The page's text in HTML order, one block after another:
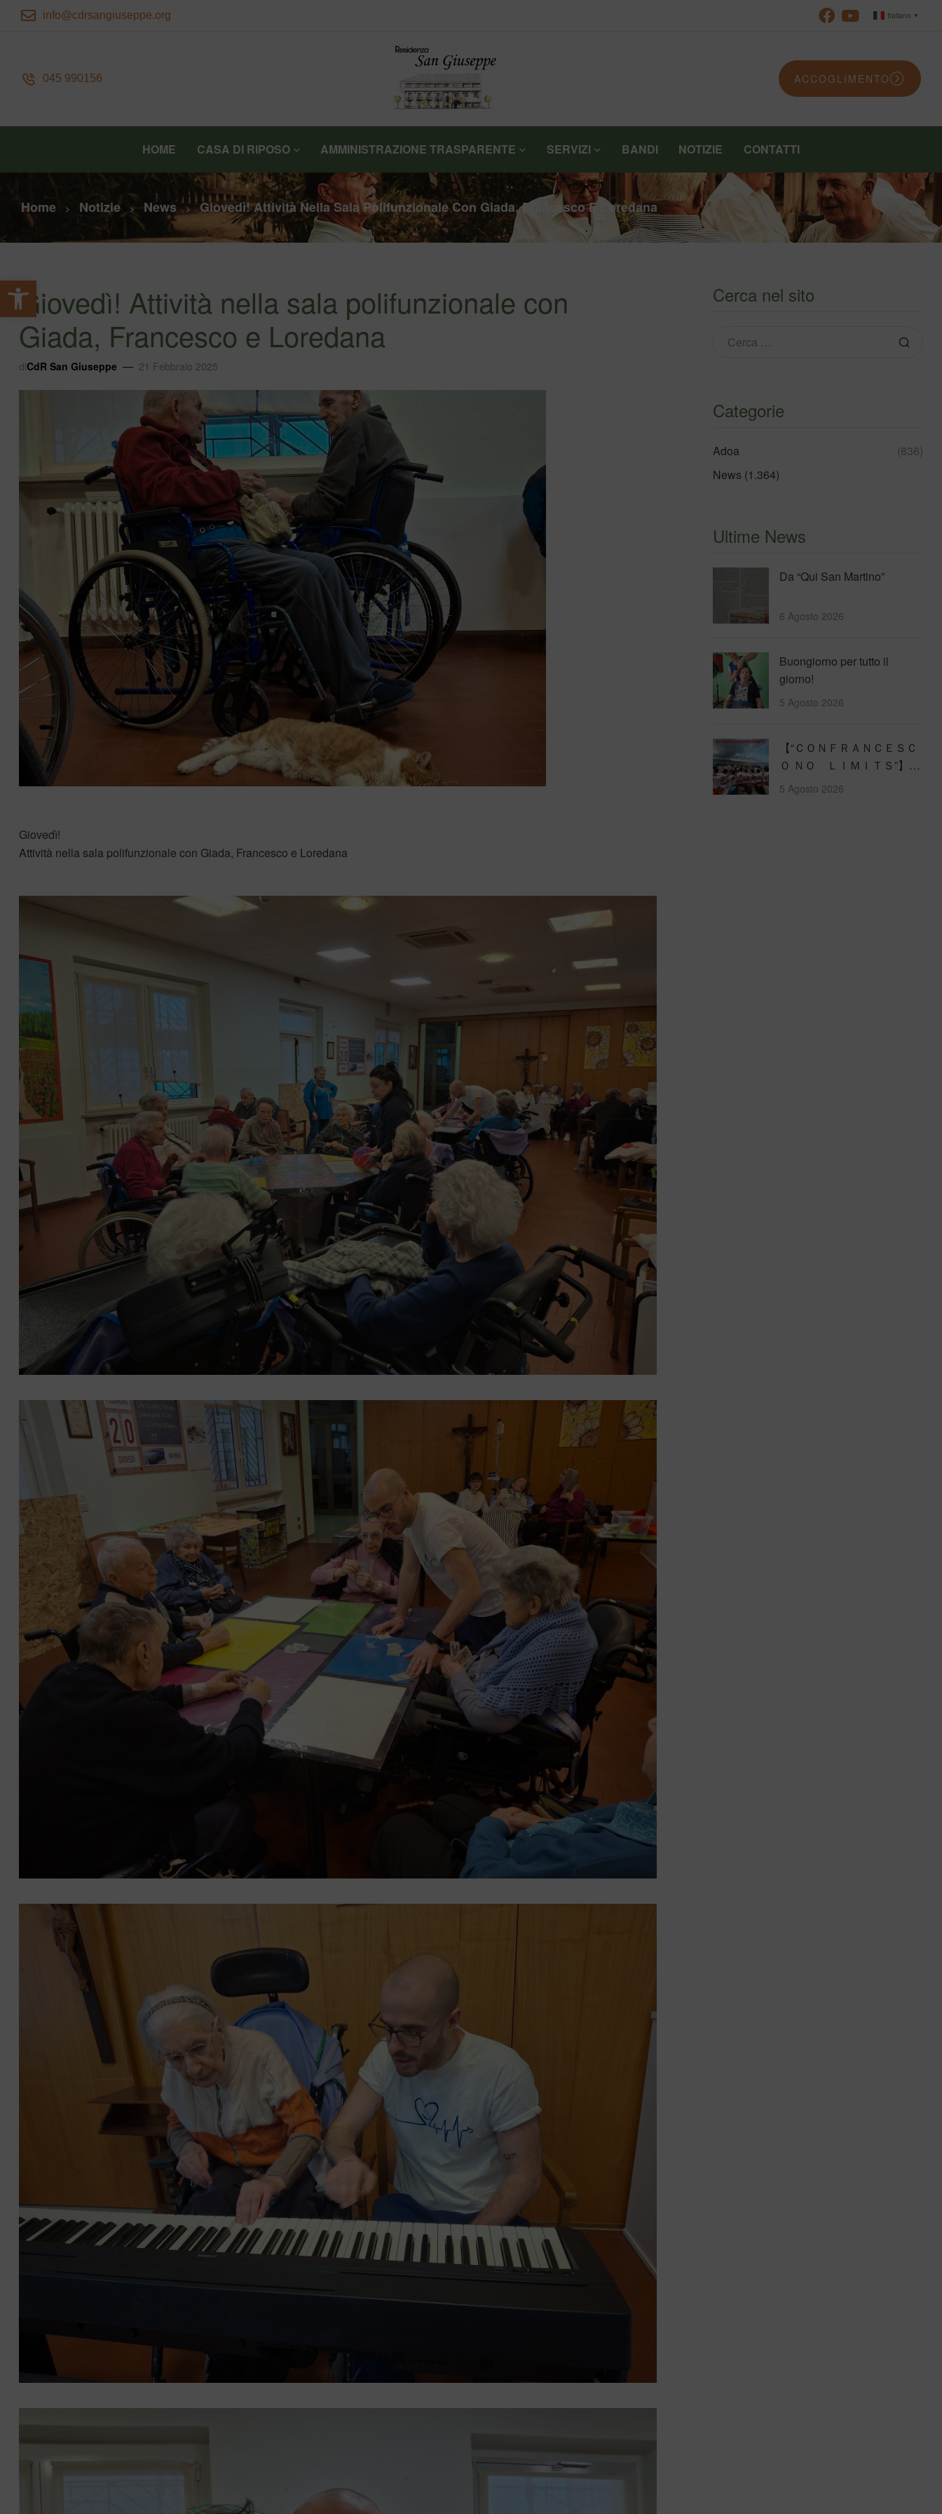
Apri la barra degli strumenti
info@cdrsangiuseppe.org Italiano ▼
045 990156 ACCOGLIMENTO
HOME CASA DI RIPOSO AMMINISTRAZIONE TRASPARENTE SERVIZI BANDI NOTIZIE CONTATTI
Home > Notizie > News > Giovedì! Attività Nella Sala Polifunzionale Con Giada, Francesco E Loredana
Giovedì! Attività nella sala polifunzionale con
Giada, Francesco e Loredana
diCdR San Giuseppe 21 Febbraio 2025
Giovedì!
Attività nella sala polifunzionale con Giada, Francesco e Loredana
Cerca nel sito
Categorie
Adoa
(836)
News (1.364)
Ultime News
Da “Qui San Martino”
6 Agosto 2026
Buongiorno per tutto il
giorno!
5 Agosto 2026
【 “ＣＯＮＦＲＡＮＣＥＳＣ
Ｏ ＮＯ ＬＩＭＩＴＳ”】
Traversata dello Stretto di
Messina
5 Agosto 2026